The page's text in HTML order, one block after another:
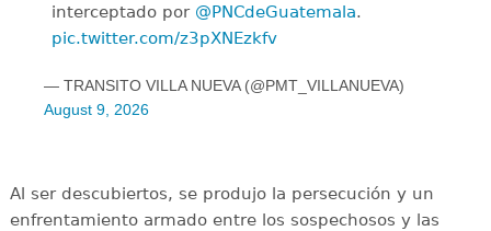
interceptado por @PNCdeGuatemala.
pic.twitter.com/z3pXNEzkfv
— TRANSITO VILLA NUEVA (@PMT_VILLANUEVA)
August 9, 2026
Al ser descubiertos, se produjo la persecución y un
enfrentamiento armado entre los sospechosos y las